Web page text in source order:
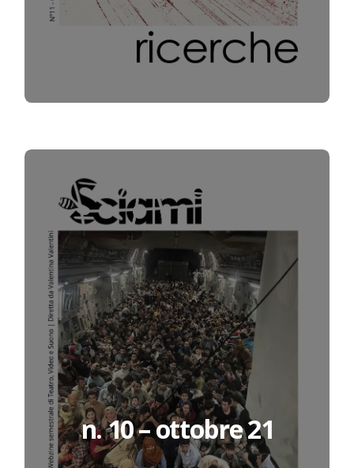
n. 10 – ottobre 21